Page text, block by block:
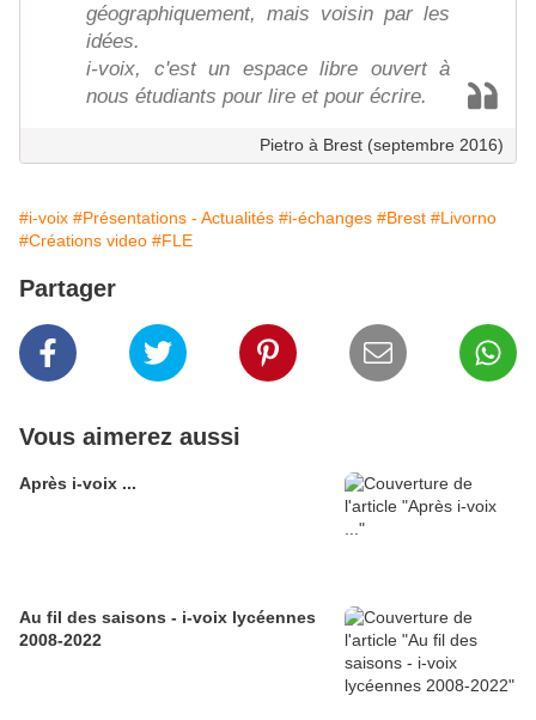
géographiquement, mais voisin par les
idées.
i-voix, c'est un espace libre ouvert à
nous étudiants pour lire et pour écrire.
Pietro à Brest (septembre 2016)
#i-voix #Présentations - Actualités #i-échanges #Brest #Livorno
#Créations video #FLE
Partager
Vous aimerez aussi
Après i-voix ...
Au fil des saisons - i-voix lycéennes
2008-2022